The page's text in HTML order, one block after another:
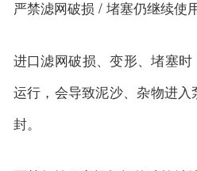
严禁滤网破损 / 堵塞仍继续使
进口滤网破损、变形、堵塞
运行，会导致泥沙、杂物进
封。